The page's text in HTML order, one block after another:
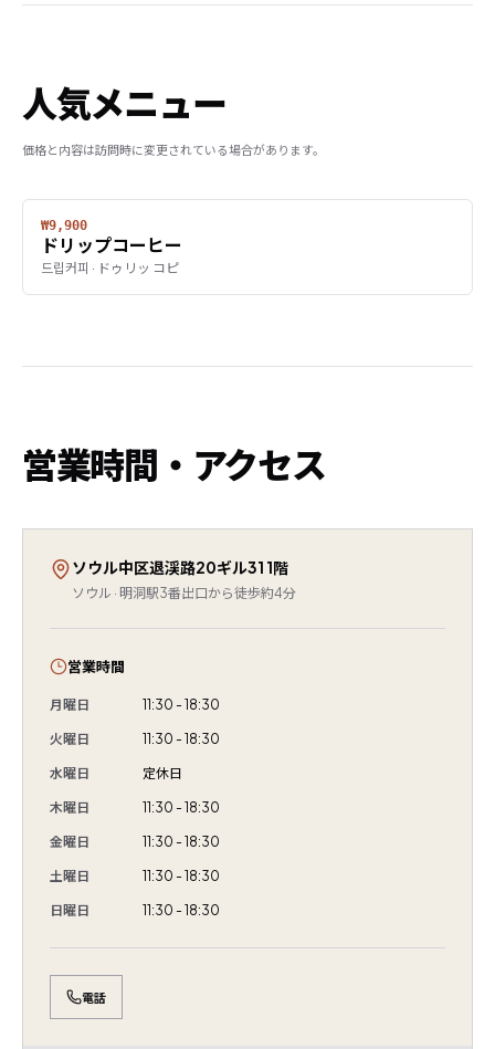
人気メニュー
価格と内容は訪問時に変更されている場合があります。
₩9,900
ドリップコーヒー
드립커피 · ドゥリッ コピ
営業時間・アクセス
ソウル中区退渓路20ギル31 1階
ソウル · 明洞駅3番出口から徒歩約4分
営業時間
月曜日 11:30 - 18:30
火曜日 11:30 - 18:30
水曜日 定休日
木曜日 11:30 - 18:30
金曜日 11:30 - 18:30
土曜日 11:30 - 18:30
日曜日 11:30 - 18:30
電話